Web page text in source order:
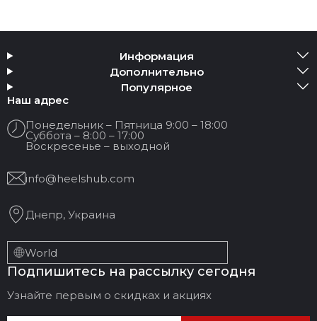
Информация
Дополнительно
Популярное
Наш адрес
Понедельник – Пятница 9:00 – 18:00
Суббота – 8:00 – 17:00
Воскресенье – выходной
info@heelshub.com
Днепр, Украина
World
Подпишитесь на рассылку сегодня
Узнайте первым о скидках и акциях